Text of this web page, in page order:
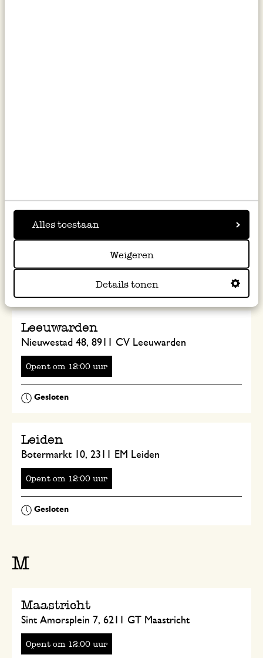
Alles toestaan
Weigeren
Details tonen
Opent om uur
Opent om uur
Leeuwarden
Nieuwestad 48, 8911 CV Leeuwarden
Opent om uur
Leiden
Botermarkt 10, 2311 EM Leiden
M
Opent om uur
Maastricht
Sint Amorsplein 7, 6211 GT Maastricht